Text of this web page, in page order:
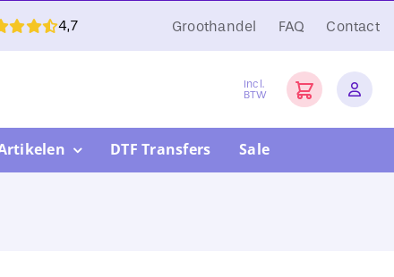
4,7 Groothandel FAQ Contact
Incl.
BTW
DTF Transfers Sale